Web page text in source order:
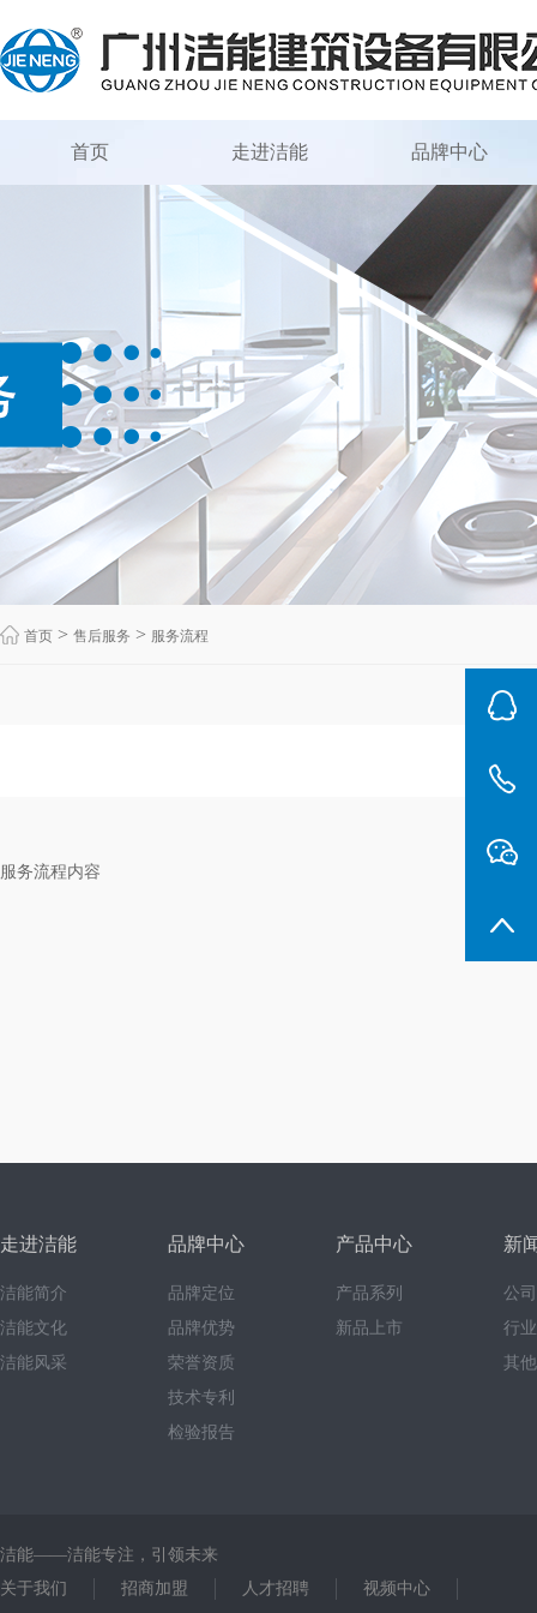
首页 走进洁能 品牌中心
首页 > 售后服务 > 服务流程
服务流程内容
走进洁能
洁能简介
洁能文化
洁能风采
品牌中心
品牌定位
品牌优势
荣誉资质
技术专利
检验报告
产品中心
产品系列
新品上市
新
公
行
其
洁能——洁能专注，引领未来
关于我们
招商加盟 人才招聘 视频中心